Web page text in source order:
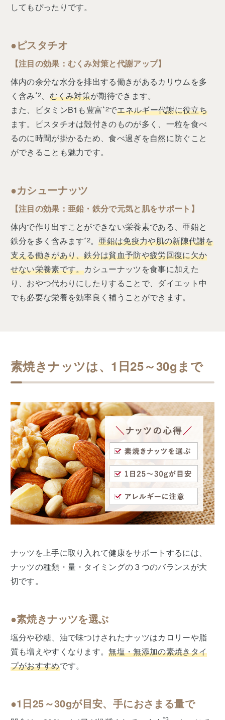
してもぴったりです。
●ピスタチオ
【注目の効果：むくみ対策と代謝アップ】
体内の余分な水分を排出する働きがあるカリウムを多
く含み*2、 むくみ対策が期待できます。
また、ビタミンB1も豊富*2でエネルギー代謝に役立ち
ます。ピスタチオは殻付きのものが多く、一粒を食べ
るのに時間が掛かるため、食べ過ぎを自然に防ぐこと
ができることも魅力です。
●カシューナッツ
【注目の効果：亜鉛・鉄分で元気と肌をサポート】
体内で作り出すことができない栄養素である、亜鉛と
鉄分を多く含みます*2。亜鉛は免疫力や肌の新陳代謝を
支える働きがあり、鉄分は貧血予防や疲労回復に欠か
せない栄養素です。カシューナッツを食事に加えた
り、おやつ代わりにしたりすることで、ダイエット中
でも必要な栄養を効率良く補うことができます。
素焼きナッツは、1日25～30gまで
ナッツを上手に取り入れて健康をサポートするには、
ナッツの種類・量・タイミングの３つのバランスが大
切です。
●素焼きナッツを選ぶ
塩分や砂糖、油で味つけされたナッツはカロリーや脂
質も増えやすくなります。無塩・無添加の素焼きタイ
プがおすすめです。
●1日25～30gが目安、手におさまる量で